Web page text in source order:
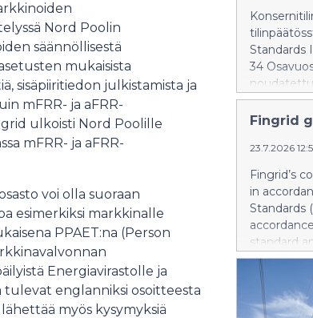
Nord Poolin
säännöllisestä
mukaisista
sisäpiiritiedon julkistamista ja
mFRR- ja aFRR-
ulkoisti Nord Poolille
mFRR- ja aFRR-
voi olla suoraan
esimerkiksi markkinalle
PPAET:na (Person
Energiavirastolle ja
englanniksi osoitteesta
myös kysymyksiä
början av
Fingrids
juni ökade
Standards
34
Kulutusta
kulutetun
kesäkuun
euroa
Fingrid
23.7.2026
Fingrid’s
in
Standards
standard
those
This half-
the
previous